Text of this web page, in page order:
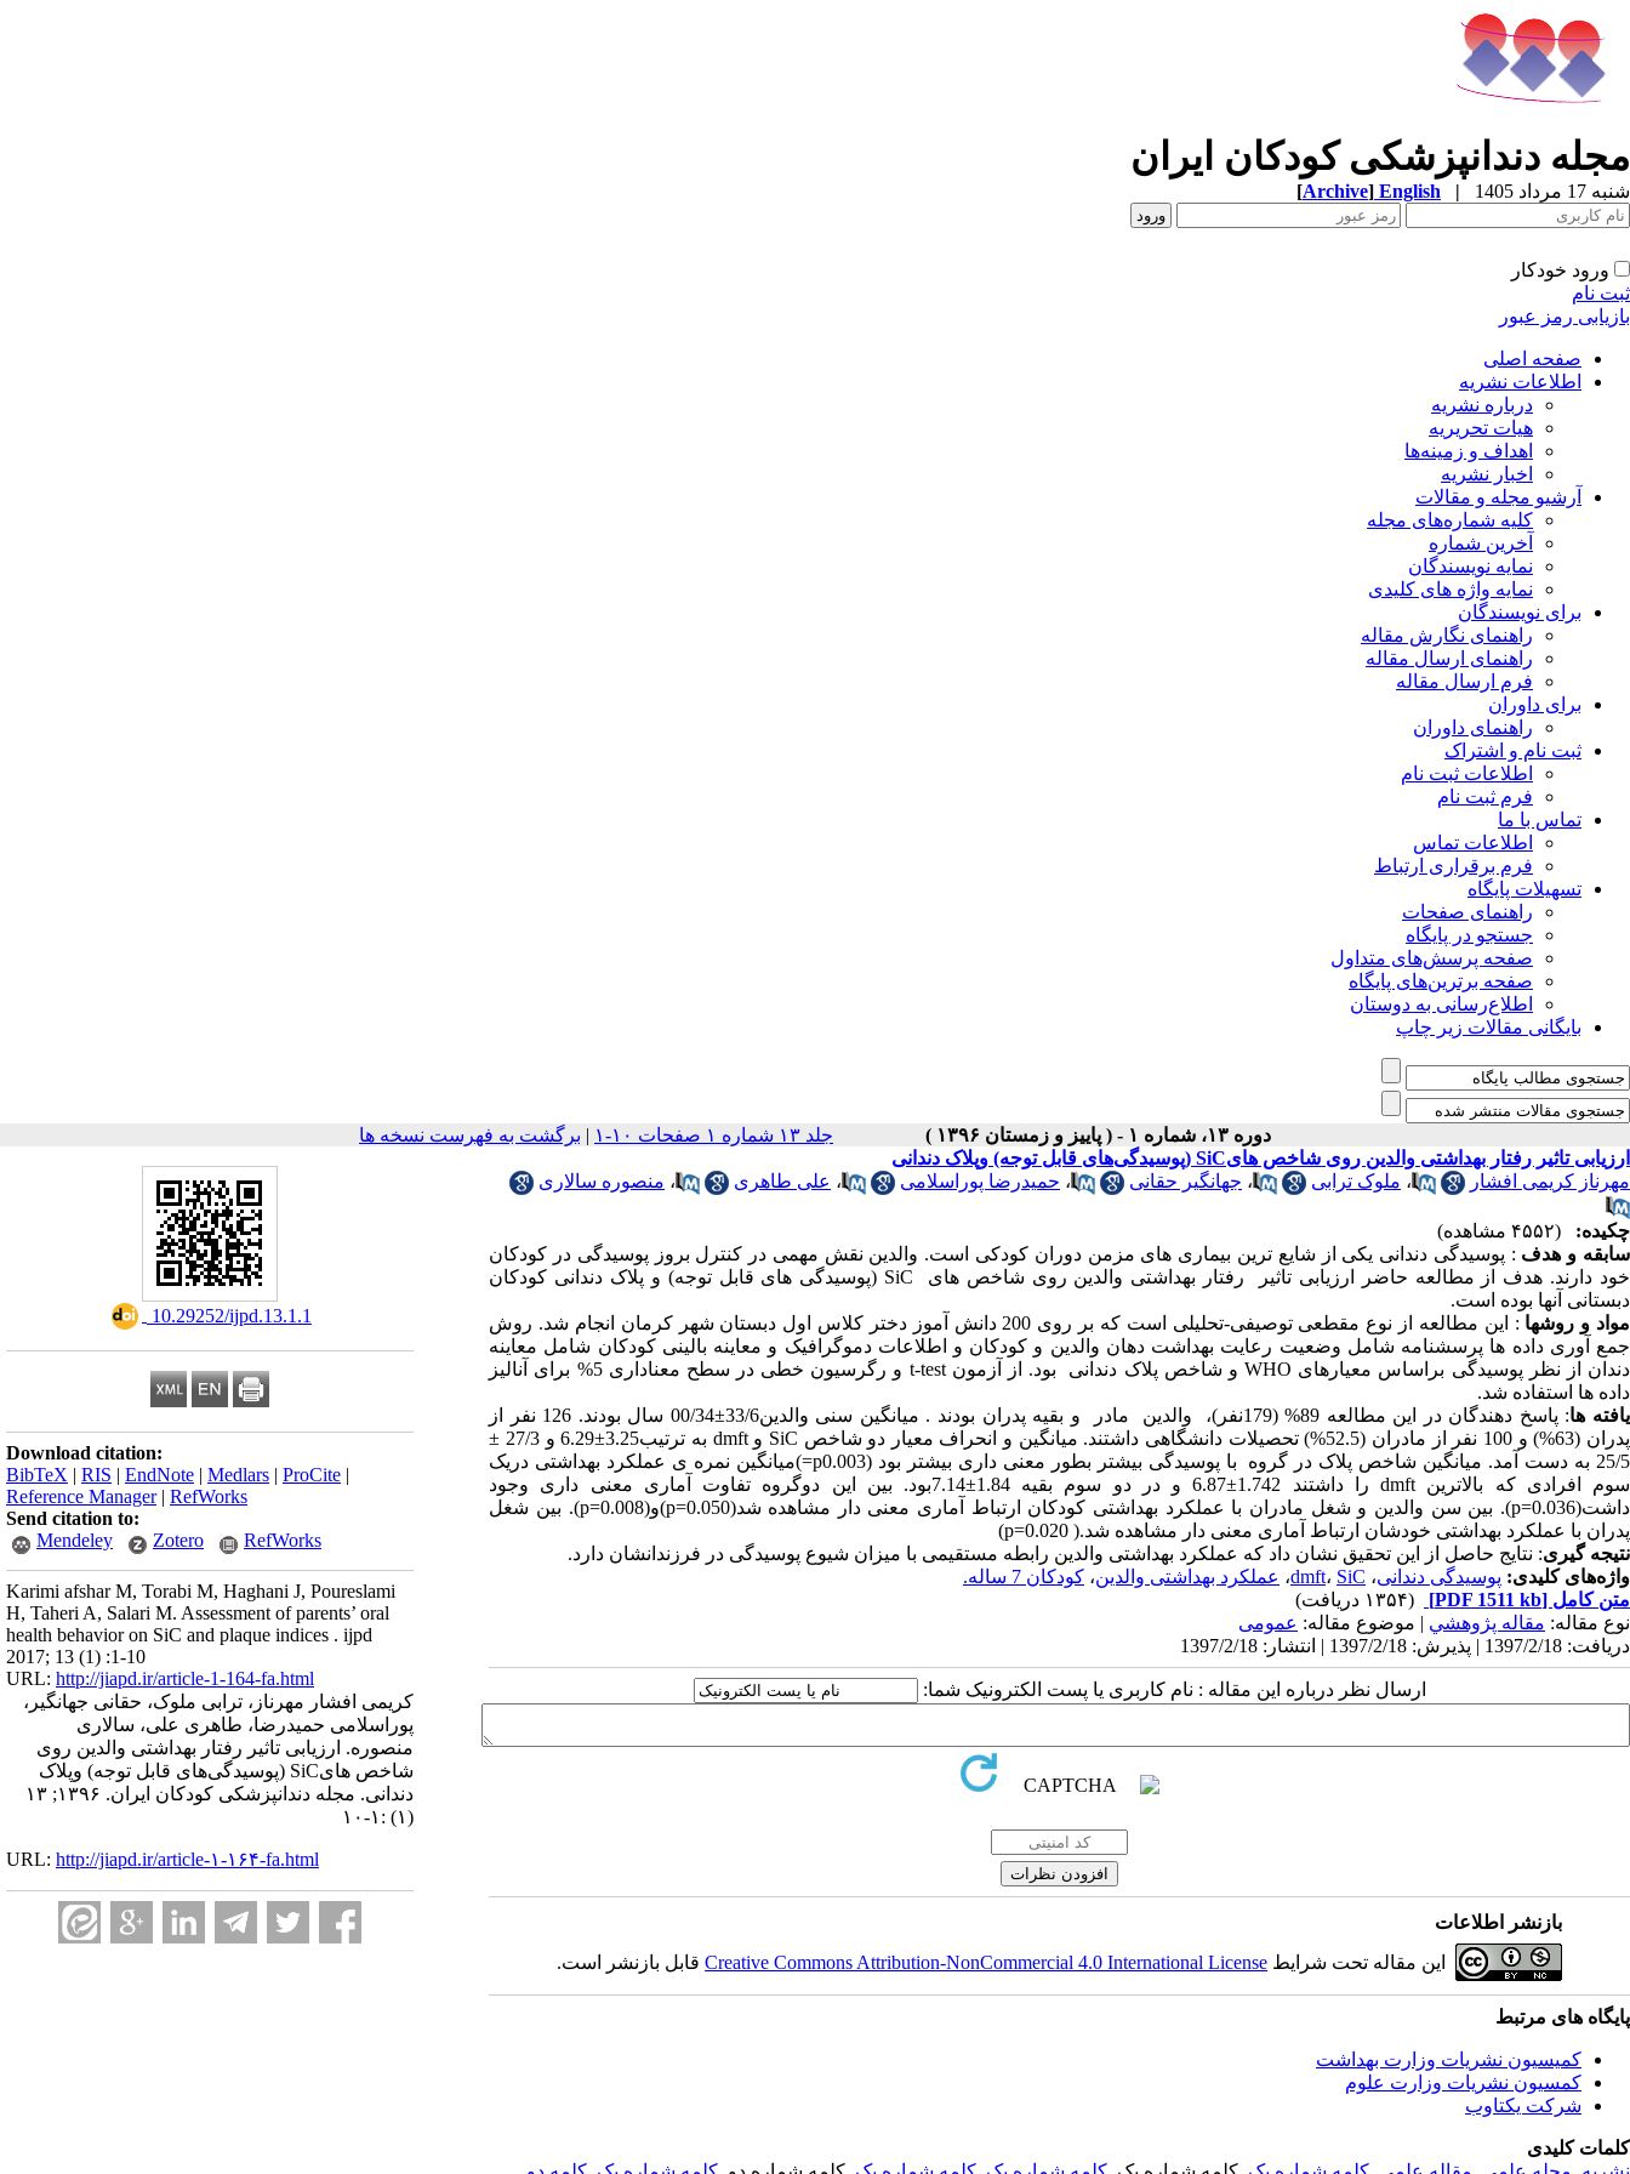
مجله دندانپزشکی کودکان ایران
شنبه 17 مرداد 1405 |
English
[Archive]
ورود خودکار
ثبت نام
بازیابی رمز عبور
صفحه اصلی
اطلاعات نشریه
درباره نشریه
هیات تحریریه
اهداف و زمینه‌ها
اخبار نشریه
آرشیو مجله و مقالات
کلیه شماره‌های مجله
آخرین شماره
نمایه نویسندگان
نمایه واژه های کلیدی
برای نویسندگان
راهنمای نگارش مقاله
راهنمای ارسال مقاله
فرم ارسال مقاله
برای داوران
راهنمای داوران
ثبت نام و اشتراک
اطلاعات ثبت نام
فرم ثبت نام
تماس با ما
اطلاعات تماس
فرم برقراری ارتباط
تسهیلات پایگاه
راهنمای صفحات
جستجو در پایگاه
صفحه پرسش‌های متداول
صفحه برترین‌های پایگاه
اطلاع‌رسانی به دوستان
بایگانی مقالات زیر چاپ
دوره ۱۳، شماره ۱ - ( پاییز و زمستان ۱۳۹۶ ) جلد ۱۳ شماره ۱ صفحات ۱۰-۱ | برگشت به فهرست نسخه ها
‎ 10.29252/ijpd.13.1.1
Download citation:
BibTeX | RIS | EndNote | Medlars | ProCite |
Reference Manager| RefWorks
Send citation to:
Mendeley
Zotero RefWorks
Karimi afshar M, Torabi M, Haghani J, Poureslami
H, Taheri A, Salari M. Assessment of parents’ oral
health behavior on SiC and plaque indices . ijpd
2017; 13 (1) :1-10
URL: http://jiapd.ir/article-1-164-fa.html
کریمی افشار مهرناز، ترابی ملوک، حقانی جهانگیر،
پوراسلامی حمیدرضا، طاهری علی، سالاری
منصوره. ارزیابی تاثیر رفتار بهداشتی والدین روی
شاخص هایSiC (پوسیدگی‌های قابل توجه) وپلاک
دندانی. مجله دندانپزشکی کودکان ایران. ۱۳۹۶; ۱۳
(۱) :۱-۱۰
URL: http://jiapd.ir/article-۱-۱۶۴-fa.html
ارزیابی تاثیر رفتار بهداشتی والدین روی شاخص هایSiC (پوسیدگی‌های قابل توجه) وپلاک دندانی
مهرناز کریمی افشار
، ملوک ترابی ، جهانگیر حقانی ، حمیدرضا پوراسلامی ، علی طاهری ، منصوره سالاری
چکیده:
(۴۵۵۲ مشاهده)
سابقه و هدف : پوسیدگی دندانی یکی از شایع ترین بیماری های مزمن دوران کودکی است. والدین نقش مهمی در کنترل بروز پوسیدگی در کودکان
خود دارند. هدف از مطالعه حاضر ارزیابی تاثیر رفتار بهداشتی والدین روی شاخص های SiC (پوسیدگی های قابل توجه) و پلاک دندانی کودکان
دبستانی آنها بوده است.
مواد و روشها :
این مطالعه از نوع مقطعی توصیفی-تحلیلی است که بر روی 200 دانش آموز دختر کلاس اول دبستان شهر کرمان انجام شد. روش
جمع آوری داده ها پرسشنامه شامل وضعیت رعایت بهداشت دهان والدین و کودکان و اطلاعات دموگرافیک و معاینه بالینی کودکان شامل معاینه
دندان از نظر پوسیدگی براساس معیارهای WHOو شاخص پلاک دندانی بود. از آزمونt-test
و رگرسیون خطی در سطح معناداری 5% برای آنالیز
داده ها استفاده شد.
یافته ها:
پاسخ دهندگان در این مطالعه 89% (179نفر)، والدین مادر و بقیه پدران بودند . میانگین سنی والدین33/6±00/34 سال بودند. 126 نفر از
پدران (63%) و 100 نفر از مادران (52.5%) تحصیلات دانشگاهی داشتند. میانگین و انحراف معیار دو شاخص
SiC وdmft
به ترتیب3.25±6.29 و 27/3 ±
25/5 به دست آمد. میانگین شاخص پلاک در گروه با پوسیدگی بیشتر بطور معنی داری بیشتر بود (0.003
p=)میانگین نمره ی عملکرد بهداشتی دریک
سوم افرادی که بالاترین dmft
را داشتند 1.742±6.87 و در دو سوم بقیه 1.84±7.14بود. بین این دوگروه تفاوت آماری معنی داری وجود
داشت(0.036
p=). بین سن والدین و شغل مادران با عملکرد بهداشتی کودکان ارتباط آماری معنی دار مشاهده شد(0.050 p=)و(0.008 p=). بین شغل
پدران با عملکرد بهداشتی خودشان ارتباط آماری معنی دار مشاهده شد.( 0.020
p=
)
نتیجه گیری: نتایج حاصل از این تحقیق نشان داد که عملکرد بهداشتی والدین رابطه مستقیمی با میزان شیوع پوسیدگی در فرزندانشان دارد.
واژه‌های کلیدی: پوسیدگی دندانی، dmft، SiC ، عملکرد بهداشتی والدین، کودکان 7 ساله.
متن کامل [PDF 1511 kb]
(۱۳۵۴ دریافت)
نوع مقاله: مقاله پژوهشي | موضوع مقاله: عمومى
دریافت: 1397/2/18 | پذیرش: 1397/2/18 | انتشار: 1397/2/18
ارسال نظر درباره این مقاله : نام کاربری یا پست الکترونیک شما:
بازنشر اطلاعات
این مقاله تحت شرایط Creative Commons Attribution-NonCommercial 4.0 International Licenseقابل بازنشر است.
پایگاه های مرتبط
کمیسیون نشریات وزارت بهداشت
کمسیون نشریات وزارت علوم
شرکت یکتاوب
کلمات کلیدی